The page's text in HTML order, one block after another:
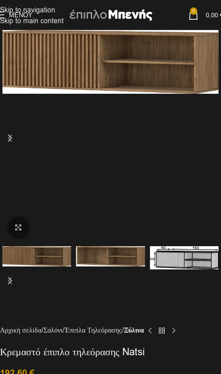
Skip to navigation
Skip to main content
ΜΕΝΟΎ 0 0,00
Αρχική σελίδα Σαλόνι Έπιπλα Τηλεόρασης Ξύλινα
Κρεμαστό έπιπλο τηλεόρασης Natsi